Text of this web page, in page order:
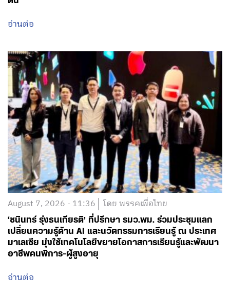
อ่านต่อ
August 7, 2026 - 11:36 โดย พรรคเพื่อไทย
‘ชนินทร์ รุ่งธนเกียรติ’ ที่ปรึกษา รมว.พม. ร่วมประชุมแลก
เปลี่ยนความรู้ด้าน AI และนวัตกรรมการเรียนรู้ ณ ประเทศ
มาเลเซีย มุ่งใช้เทคโนโลยีขยายโอกาสการเรียนรู้และพัฒนา
อาชีพคนพิการ-ผู้สูงอายุ
อ่านต่อ